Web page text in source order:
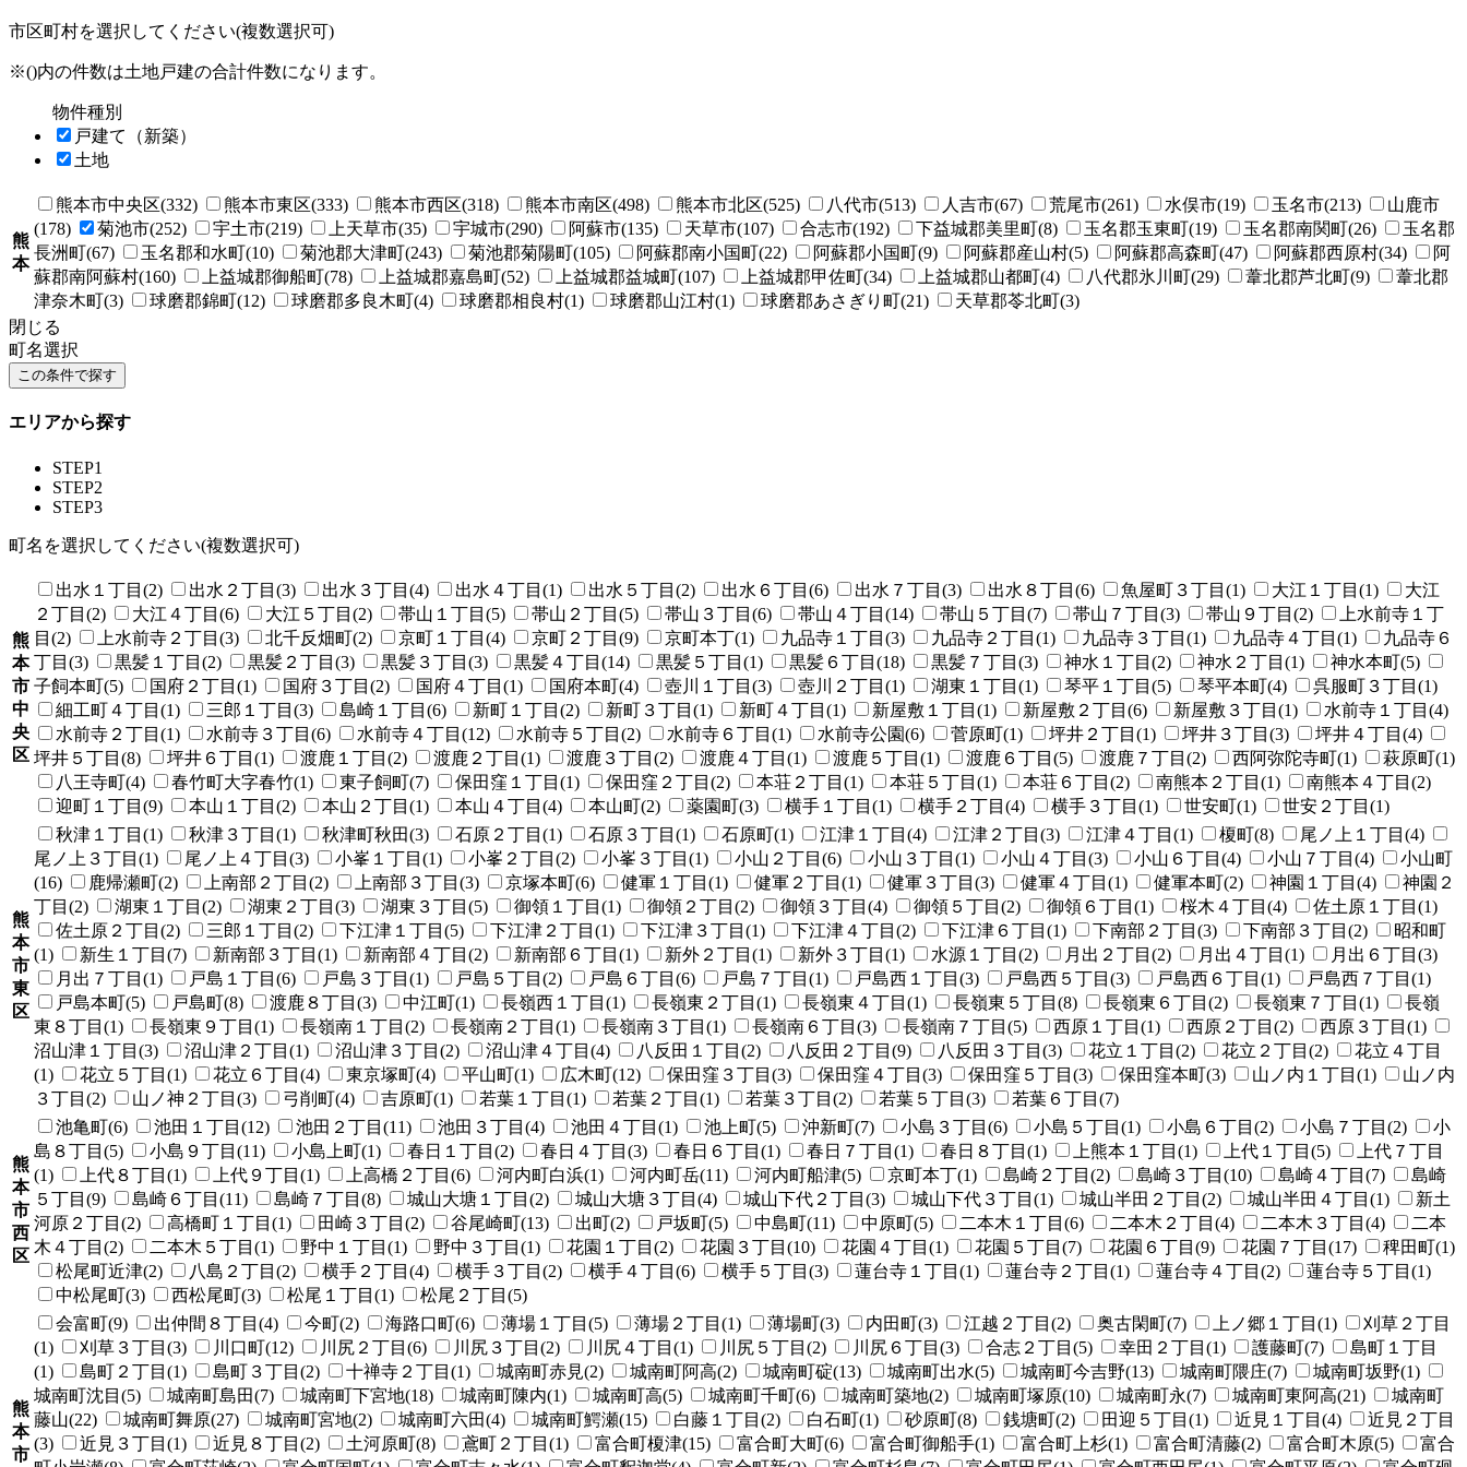
市区町村を選択してください(複数選択可)
※()内の件数は土地戸建の合計件数になります。
物件種別
戸建て（新築）
土地
熊
本
熊本市中央区(332) 熊本市東区(333) 熊本市西区(318) 熊本市南区(498) 熊本市北区(525) 八代市(513) 人吉市(67) 荒尾市(261) 水俣市(19) 玉名市(213)
山鹿市
(178)
菊池市(252) 宇土市(219) 上天草市(35) 宇城市(290) 阿蘇市(135) 天草市(107) 合志市(192) 下益城郡美里町(8) 玉名郡玉東町(19) 玉名郡南関町(26)
玉名郡
長洲町(67)
玉名郡和水町(10) 菊池郡大津町(243) 菊池郡菊陽町(105) 阿蘇郡南小国町(22) 阿蘇郡小国町(9) 阿蘇郡産山村(5) 阿蘇郡高森町(47) 阿蘇郡西原村(34)
阿
蘇郡南阿蘇村(160)
上益城郡御船町(78) 上益城郡嘉島町(52) 上益城郡益城町(107) 上益城郡甲佐町(34) 上益城郡山都町(4) 八代郡氷川町(29) 葦北郡芦北町(9)
葦北郡
津奈木町(3)
球磨郡錦町(12) 球磨郡多良木町(4) 球磨郡相良村(1) 球磨郡山江村(1) 球磨郡あさぎり町(21)
天草郡苓北町(3)
閉じる
町名選択
エリアから探す
STEP1
STEP2
STEP3
町名を選択してください(複数選択可)
熊
本
市
中
央
区
出水１丁目(2) 出水２丁目(3) 出水３丁目(4) 出水４丁目(1) 出水５丁目(2) 出水６丁目(6) 出水７丁目(3) 出水８丁目(6) 魚屋町３丁目(1) 大江１丁目(1)
大江
２丁目(2)
大江４丁目(6) 大江５丁目(2) 帯山１丁目(5) 帯山２丁目(5) 帯山３丁目(6) 帯山４丁目(14) 帯山５丁目(7) 帯山７丁目(3) 帯山９丁目(2)
上水前寺１丁
目(2)
上水前寺２丁目(3) 北千反畑町(2) 京町１丁目(4) 京町２丁目(9) 京町本丁(1) 九品寺１丁目(3) 九品寺２丁目(1) 九品寺３丁目(1) 九品寺４丁目(1)
九品寺６
丁目(3)
黒髪１丁目(2) 黒髪２丁目(3) 黒髪３丁目(3) 黒髪４丁目(14) 黒髪５丁目(1) 黒髪６丁目(18) 黒髪７丁目(3) 神水１丁目(2) 神水２丁目(1)
神水本町(5)
子飼本町(5)
国府２丁目(1) 国府３丁目(2) 国府４丁目(1) 国府本町(4) 壺川１丁目(3) 壺川２丁目(1) 湖東１丁目(1) 琴平１丁目(5) 琴平本町(4)
呉服町３丁目(1)
細工町４丁目(1)
三郎１丁目(3) 島崎１丁目(6) 新町１丁目(2) 新町３丁目(1) 新町４丁目(1) 新屋敷１丁目(1) 新屋敷２丁目(6) 新屋敷３丁目(1)
水前寺１丁目(4)
水前寺２丁目(1)
水前寺３丁目(6) 水前寺４丁目(12) 水前寺５丁目(2) 水前寺６丁目(1) 水前寺公園(6) 菅原町(1) 坪井２丁目(1) 坪井３丁目(3)
坪井４丁目(4)
坪井５丁目(8)
坪井６丁目(1) 渡鹿１丁目(2) 渡鹿２丁目(1) 渡鹿３丁目(2) 渡鹿４丁目(1) 渡鹿５丁目(1) 渡鹿６丁目(5) 渡鹿７丁目(2) 西阿弥陀寺町(1)
萩原町(1)
八王寺町(4)
春竹町大字春竹(1) 東子飼町(7) 保田窪１丁目(1) 保田窪２丁目(2) 本荘２丁目(1) 本荘５丁目(1) 本荘６丁目(2) 南熊本２丁目(1)
南熊本４丁目(2)
迎町１丁目(9)
本山１丁目(2) 本山２丁目(1) 本山４丁目(4) 本山町(2) 薬園町(3) 横手１丁目(1) 横手２丁目(4) 横手３丁目(1) 世安町(1) 世安２丁目(1)
熊
本
市
東
区
秋津１丁目(1) 秋津３丁目(1) 秋津町秋田(3) 石原２丁目(1) 石原３丁目(1) 石原町(1) 江津１丁目(4) 江津２丁目(3) 江津４丁目(1) 榎町(8)
尾ノ上１丁目(4)
尾ノ上３丁目(1)
尾ノ上４丁目(3) 小峯１丁目(1) 小峯２丁目(2) 小峯３丁目(1) 小山２丁目(6) 小山３丁目(1) 小山４丁目(3) 小山６丁目(4) 小山７丁目(4)
小山町
(16)
鹿帰瀬町(2) 上南部２丁目(2) 上南部３丁目(3) 京塚本町(6) 健軍１丁目(1) 健軍２丁目(1) 健軍３丁目(3) 健軍４丁目(1) 健軍本町(2) 神園１丁目(4)
神園２
丁目(2)
湖東１丁目(2) 湖東２丁目(3) 湖東３丁目(5) 御領１丁目(1) 御領２丁目(2) 御領３丁目(4) 御領５丁目(2) 御領６丁目(1) 桜木４丁目(4)
佐土原１丁目(1)
佐土原２丁目(2)
三郎１丁目(2) 下江津１丁目(5) 下江津２丁目(1) 下江津３丁目(1) 下江津４丁目(2) 下江津６丁目(1) 下南部２丁目(3) 下南部３丁目(2)
昭和町
(1)
新生１丁目(7) 新南部３丁目(1) 新南部４丁目(2) 新南部６丁目(1) 新外２丁目(1) 新外３丁目(1) 水源１丁目(2) 月出２丁目(2) 月出４丁目(1)
月出６丁目(3)
月出７丁目(1)
戸島１丁目(6) 戸島３丁目(1) 戸島５丁目(2) 戸島６丁目(6) 戸島７丁目(1) 戸島西１丁目(3) 戸島西５丁目(3) 戸島西６丁目(1)
戸島西７丁目(1)
戸島本町(5)
戸島町(8) 渡鹿８丁目(3) 中江町(1) 長嶺西１丁目(1) 長嶺東２丁目(1) 長嶺東４丁目(1) 長嶺東５丁目(8) 長嶺東６丁目(2) 長嶺東７丁目(1)
長嶺
東８丁目(1)
長嶺東９丁目(1) 長嶺南１丁目(2) 長嶺南２丁目(1) 長嶺南３丁目(1) 長嶺南６丁目(3) 長嶺南７丁目(5) 西原１丁目(1) 西原２丁目(2)
西原３丁目(1)
沼山津１丁目(3)
沼山津２丁目(1) 沼山津３丁目(2) 沼山津４丁目(4) 八反田１丁目(2) 八反田２丁目(9) 八反田３丁目(3) 花立１丁目(2) 花立２丁目(2)
花立４丁目
(1)
花立５丁目(1) 花立６丁目(4) 東京塚町(4) 平山町(1) 広木町(12) 保田窪３丁目(3) 保田窪４丁目(3) 保田窪５丁目(3) 保田窪本町(3) 山ノ内１丁目(1)
山ノ内
３丁目(2)
山ノ神２丁目(3) 弓削町(4) 吉原町(1) 若葉１丁目(1) 若葉２丁目(1) 若葉３丁目(2) 若葉５丁目(3) 若葉６丁目(7)
熊
本
市
西
区
池亀町(6) 池田１丁目(12) 池田２丁目(11) 池田３丁目(4) 池田４丁目(1) 池上町(5) 沖新町(7) 小島３丁目(6) 小島５丁目(1) 小島６丁目(2) 小島７丁目(2)
小
島８丁目(5)
小島９丁目(11) 小島上町(1) 春日１丁目(2) 春日４丁目(3) 春日６丁目(1) 春日７丁目(1) 春日８丁目(1) 上熊本１丁目(1) 上代１丁目(5)
上代７丁目
(1)
上代８丁目(1) 上代９丁目(1) 上高橋２丁目(6) 河内町白浜(1) 河内町岳(11) 河内町船津(5) 京町本丁(1) 島崎２丁目(2) 島崎３丁目(10) 島崎４丁目(7)
島崎
５丁目(9)
島崎６丁目(11) 島崎７丁目(8) 城山大塘１丁目(2) 城山大塘３丁目(4) 城山下代２丁目(3) 城山下代３丁目(1) 城山半田２丁目(2) 城山半田４丁目(1)
新土
河原２丁目(2)
高橋町１丁目(1) 田崎３丁目(2) 谷尾崎町(13) 出町(2) 戸坂町(5) 中島町(11) 中原町(5) 二本木１丁目(6) 二本木２丁目(4) 二本木３丁目(4)
二本
木４丁目(2)
二本木５丁目(1) 野中１丁目(1) 野中３丁目(1) 花園１丁目(2) 花園３丁目(10) 花園４丁目(1) 花園５丁目(7) 花園６丁目(9) 花園７丁目(17)
稗田町(1)
松尾町近津(2)
八島２丁目(2) 横手２丁目(4) 横手３丁目(2) 横手４丁目(6) 横手５丁目(3) 蓮台寺１丁目(1) 蓮台寺２丁目(1) 蓮台寺４丁目(2)
蓮台寺５丁目(1)
中松尾町(3)
西松尾町(3) 松尾１丁目(1) 松尾２丁目(5)
熊
本
市
会富町(9) 出仲間８丁目(4) 今町(2) 海路口町(6) 薄場１丁目(5) 薄場２丁目(1) 薄場町(3) 内田町(3) 江越２丁目(2) 奥古閑町(7) 上ノ郷１丁目(1)
刈草２丁目
(1)
刈草３丁目(3) 川口町(12) 川尻２丁目(6) 川尻３丁目(2) 川尻４丁目(1) 川尻５丁目(2) 川尻６丁目(3) 合志２丁目(5) 幸田２丁目(1) 護藤町(7)
島町１丁目
(1)
島町２丁目(1) 島町３丁目(2) 十禅寺２丁目(1) 城南町赤見(2) 城南町阿高(2) 城南町碇(13) 城南町出水(5) 城南町今吉野(13) 城南町隈庄(7)
城南町坂野(1)
城南町沈目(5)
城南町島田(7) 城南町下宮地(18) 城南町陳内(1) 城南町高(5) 城南町千町(6) 城南町築地(2) 城南町塚原(10) 城南町永(7) 城南町東阿高(21)
城南町
藤山(22)
城南町舞原(27) 城南町宮地(2) 城南町六田(4) 城南町鰐瀬(15) 白藤１丁目(2) 白石町(1) 砂原町(8) 銭塘町(2) 田迎５丁目(1) 近見１丁目(4)
近見２丁目
(3)
近見３丁目(1) 近見８丁目(2) 土河原町(8) 鳶町２丁目(1) 富合町榎津(15) 富合町大町(6) 富合町御船手(1) 富合町上杉(1) 富合町清藤(2) 富合町木原(5)
富合